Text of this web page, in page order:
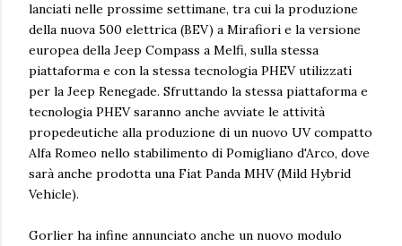
lanciati nelle prossime settimane, tra cui la produzione
della nuova 500 elettrica (BEV) a Mirafiori e la versione
europea della Jeep Compass a Melfi, sulla stessa
piattaforma e con la stessa tecnologia PHEV utilizzati
per la Jeep Renegade. Sfruttando la stessa piattaforma e
tecnologia PHEV saranno anche avviate le attività
propedeutiche alla produzione di un nuovo UV compatto
Alfa Romeo nello stabilimento di Pomigliano d'Arco, dove
sarà anche prodotta una Fiat Panda MHV (Mild Hybrid
Vehicle).
Gorlier ha infine annunciato anche un nuovo modulo